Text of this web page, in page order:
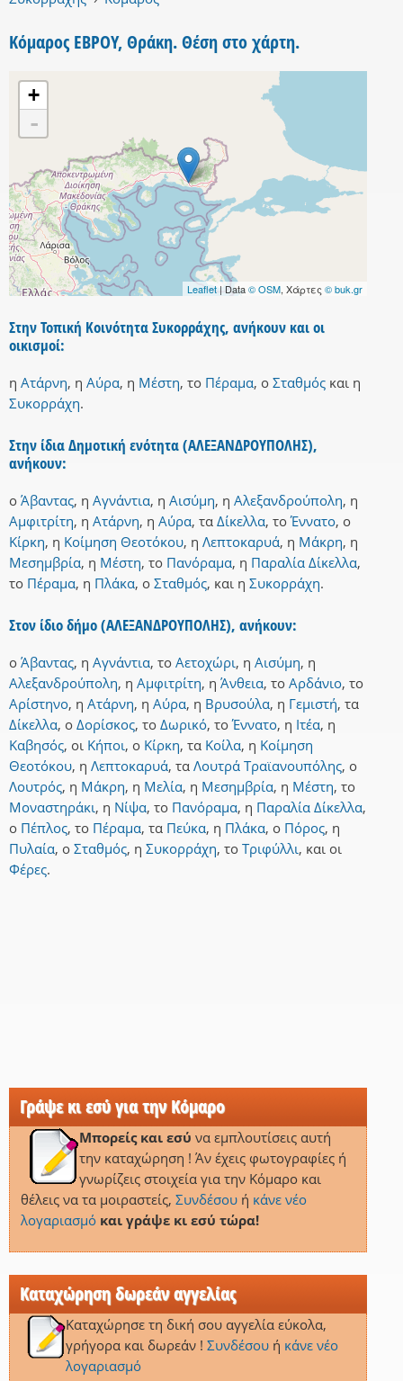
Κόμαρος ΕΒΡΟΥ, Θράκη. Θέση στο χάρτη.
+
-
Leaflet| Data© OSM, Χάρτες © buk.gr
Στην Τοπική Κοινότητα Συκορράχης, ανήκουν και οι
οικισμοί:
η Ατάρνη, η Αύρα, η Μέστη, το Πέραμα, ο Σταθμός και η
Συκορράχη.
Στην ίδια Δημοτική ενότητα (ΑΛΕΞΑΝΔΡΟΥΠΟΛΗΣ),
ανήκουν:
ο Άβαντας, η Αγνάντια, η Αισύμη, η Αλεξανδρούπολη, η
Αμφιτρίτη, η Ατάρνη, η Αύρα, τα Δίκελλα, το Έννατο, ο
Κίρκη, η Κοίμηση Θεοτόκου, η Λεπτοκαρυά, η Μάκρη, η
Μεσημβρία, η Μέστη, το Πανόραμα, η Παραλία Δίκελλα,
το Πέραμα, η Πλάκα, ο Σταθμός, και η Συκορράχη.
Στον ίδιο δήμο (ΑΛΕΞΑΝΔΡΟΥΠΟΛΗΣ), ανήκουν:
ο Άβαντας, η Αγνάντια, το Αετοχώρι, η Αισύμη, η
Αλεξανδρούπολη, η Αμφιτρίτη, η Άνθεια, το Αρδάνιο, το
Αρίστηνο, η Ατάρνη, η Αύρα, η Βρυσούλα, η Γεμιστή, τα
Δίκελλα, ο Δορίσκος, το Δωρικό, το Έννατο, η Ιτέα, η
Καβησός, οι Κήποι, ο Κίρκη, τα Κοίλα, η Κοίμηση
Θεοτόκου, η Λεπτοκαρυά, τα Λουτρά Τραϊανουπόλης, ο
Λουτρός, η Μάκρη, η Μελία, η Μεσημβρία, η Μέστη, το
Μοναστηράκι, η Νίψα, το Πανόραμα, η Παραλία Δίκελλα,
ο Πέπλος, το Πέραμα, τα Πεύκα, η Πλάκα, ο Πόρος, η
Πυλαία, ο Σταθμός, η Συκορράχη, το Τριφύλλι, και οι
Φέρες.
Γράψε κι εσύ για την Κόμαρο
Μπορείς και εσύ να εμπλουτίσεις αυτή
την καταχώρηση ! Άν έχεις φωτογραφίες ή
γνωρίζεις στοιχεία για την Κόμαρο και
θέλεις να τα μοιραστείς, Συνδέσουή κάνε νέο
λογαριασμό και γράψε κι εσύ τώρα!
Καταχώρηση δωρεάν αγγελίας
Καταχώρησε τη δική σου αγγελία εύκολα,
γρήγορα και δωρεάν ! Συνδέσουή κάνε νέο
λογαριασμό